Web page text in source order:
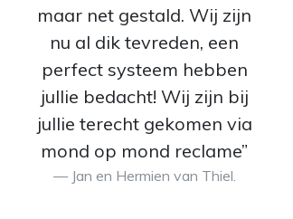
maar net gestald. Wij zijn
nu al dik tevreden, een
perfect systeem hebben
jullie bedacht! Wij zijn bij
jullie terecht gekomen via
mond op mond reclame”
Jan en Hermien van Thiel.